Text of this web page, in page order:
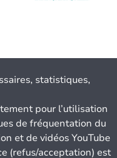
statistiques,
pour l’utilisation
de fréquentation du
et de vidéos YouTube
(refus/acceptation) est